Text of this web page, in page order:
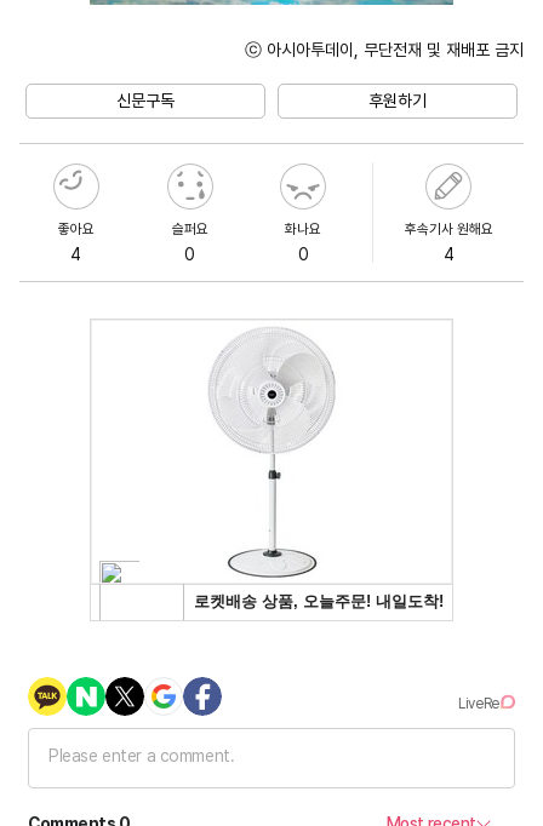
ⓒ 아시아투데이, 무단전재 및 재배포 금지
신문구독 후원하기
좋아요
4
슬퍼요
0
화나요
0
후속기사 원해요
4